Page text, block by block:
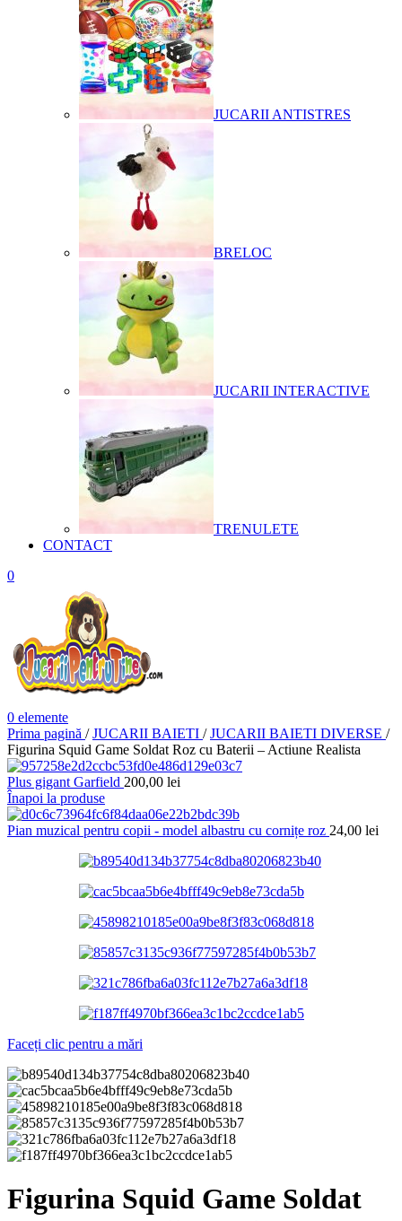
JUCARII ANTISTRES
BRELOC
JUCARII INTERACTIVE
TRENULETE
CONTACT
0
0 elemente
Prima pagină / JUCARII BAIETI / JUCARII BAIETI DIVERSE /
Figurina Squid Game Soldat Roz cu Baterii – Actiune Realista
Plus gigant Garfield 200,00 lei
Înapoi la produse
Pian muzical pentru copii - model albastru cu cornițe roz 24,00 lei
Faceți clic pentru a mări
Figurina Squid Game Soldat